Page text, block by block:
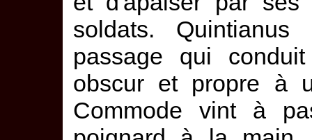
soldats.
passage qui
obscur et propre à
Commode vint à